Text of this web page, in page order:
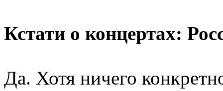
Кстати о концертах:
Да. Хотя ничего